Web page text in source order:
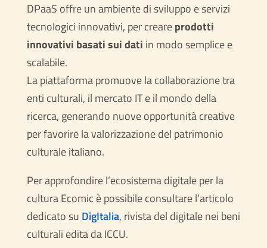
DPaaS offre un ambiente di sviluppo e servizi
tecnologici innovativi, per creareprodotti
innovativi basati sui dati in modo semplice e
scalabile.
La piattaforma promuove la collaborazione tra
enti culturali, il mercato IT e il mondo della
ricerca, generando nuove opportunità creative
per favorire la valorizzazione del patrimonio
culturale italiano.
Per approfondire l’ecosistema digitale per la
cultura Ecomic è possibile consultare l’articolo
dedicato su DigItalia, rivista del digitale nei beni
culturali edita da ICCU.